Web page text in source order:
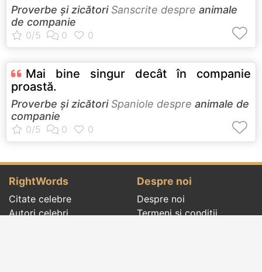
Proverbe și zicătoriSanscrite despre animale
de companie
Mai bine singur decât în companie
proastă.
Proverbe și zicătoriSpaniole despre animale de
companie
RightWords
Citate celebre
Autori celebri
Despre noi
Despre noi
Termeni și condiții